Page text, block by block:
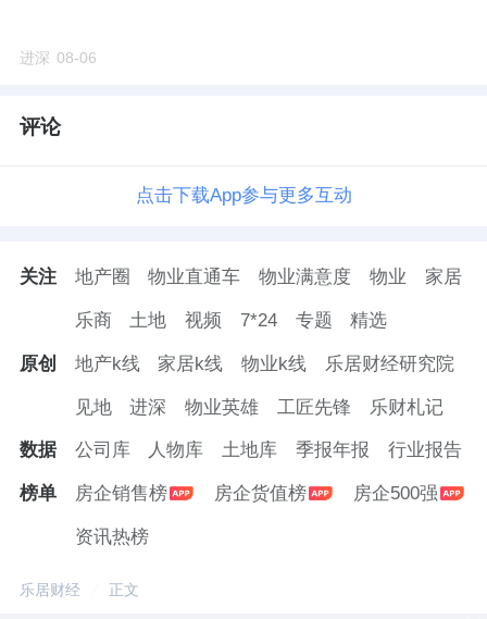
不近。
距离大石地铁直线1.7公里，平时上下班通勤需
业管理、社区配套运营较差等问题。
有网友在网上吐槽：项目“商业街漫天灰尘”、
期多棵树木已枯萎” ……
开发有限公司，该公司董事长兼总经理为周岳
进深 08-06
评论
点击下载App参与更多互动
关注 地产圈 物业直通车 物业满意度 物业 家居
乐商 土地 视频 7*24 专题 精选
原创 地产k线 家居k线 物业k线 乐居财经研究院
见地 进深 物业英雄 工匠先锋 乐财札记
数据 公司库 人物库 土地库 季报年报 行业报告
榜单 房企销售榜 房企货值榜 房企500强
资讯热榜
乐居财经 正文